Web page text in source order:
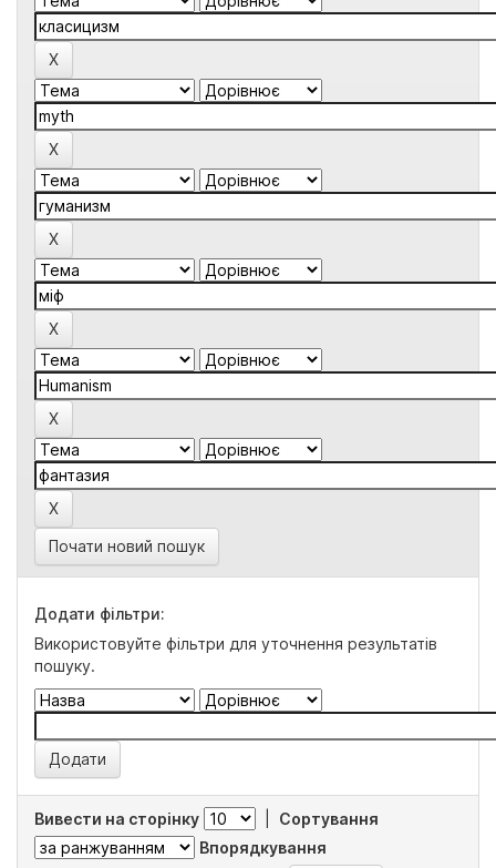
Почати новий пошук
Додати фільтри:
Використовуйте фільтри для уточнення результатів
пошуку.
Вивести на сторінку
Сортування
Впорядкування